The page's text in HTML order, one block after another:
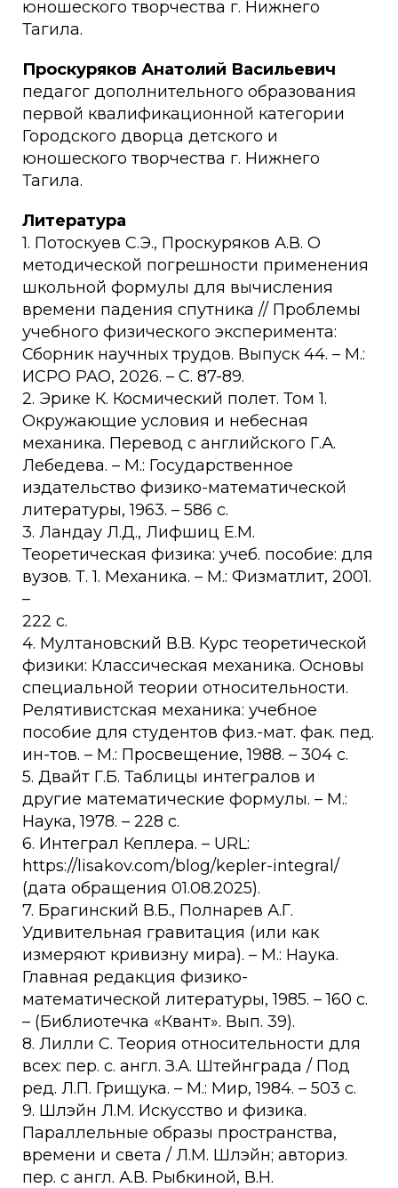
юношеского творчества г. Нижнего
Тагила.
Проскуряков Анатолий Васильевич
педагог дополнительного образования
первой квалификационной категории
Городского дворца детского и
юношеского творчества г. Нижнего
Тагила.
Литература
1. Потоскуев С.Э., Проскуряков А.В. О
методической погрешности применения
школьной формулы для вычисления
времени падения спутника // Проблемы
учебного физического эксперимента:
Сборник научных трудов. Выпуск 44. – М.:
ИСРО РАО, 2026. – С. 87-89.
2. Эрике К. Космический полет. Том 1.
Окружающие условия и небесная
механика. Перевод с английского Г.А.
Лебедева. – М.: Государственное
издательство физико-математической
литературы, 1963. – 586 c.
3. Ландау Л.Д., Лифшиц Е.М.
Теоретическая физика: учеб. пособие: для
вузов. Т. 1. Механика. – М.: Физматлит, 2001.
–
222 с.
4. Мултановский В.В. Курс теоретической
физики: Классическая механика. Основы
специальной теории относительности.
Релятивистская механика: учебное
пособие для студентов физ.-мат. фак. пед.
ин-тов. – М.: Просвещение, 1988. – 304 c.
5. Двайт Г.Б. Таблицы интегралов и
другие математические формулы. – М.:
Наука, 1978. – 228 c.
6. Интеграл Кеплера. – URL:
https://lisakov.com/blog/kepler-integral/
(дата обращения 01.08.2025).
7. Брагинский В.Б., Полнарев А.Г.
Удивительная гравитация (или как
измеряют кривизну мира). – М.: Наука.
Главная редакция физико-
математической литературы, 1985. – 160 c.
– (Библиотечка «Квант». Вып. 39).
8. Лилли С. Теория относительности для
всех: пер. с. англ. З.А. Штейнграда / Под
ред. Л.П. Грищука. – М.: Мир, 1984. – 503 c.
9. Шлэйн Л.М. Искусство и физика.
Параллельные образы пространства,
времени и света / Л.М. Шлэйн; авториз.
пер. с англ. А.В. Рыбкиной, В.Н.